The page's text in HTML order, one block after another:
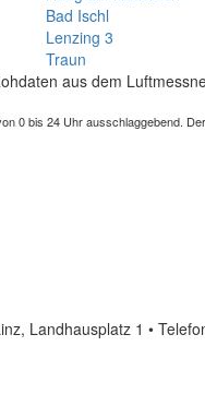
Bad Ischl
Lenzing 3
Traun
aus dem
0 bis 24 Uhr ausschlaggebend.
Landhausplatz 1 •